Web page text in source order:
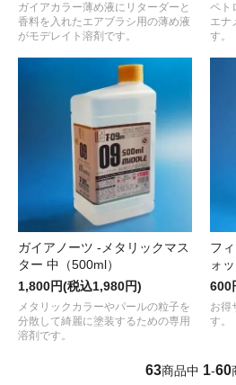
ガイアカラー薄め液にリターダーと
香料を入れたエアブラシ用の薄め液
がモデレイト溶剤です。
ペト
エナ
す。
ガイアノーツ -メタリックマス
ター 中（500ml）
1,800円(税込1,980円)
メタリックカラーやパールの粒子を
分散して綺麗に塗装するための専用
溶剤です。
フ
ォ
600
お得
す。
63商品中 1-60